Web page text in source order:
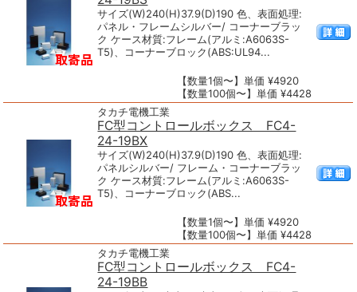
サイズ(W)240(H)37.9(D)190 色、表面処理:
パネル・フレームシルバー/ コーナーブラッ
ク ケース材質:フレーム(アルミ:A6063S-
T5)、コーナーブロック(ABS:UL94...
【数量1個〜】単価 ¥4920
【数量100個〜】単価 ¥4428
タカチ電機工業
FC型コントロールボックス FC4-
24-19BX
サイズ(W)240(H)37.9(D)190 色、表面処理:
パネルシルバー/ フレーム・コーナーブラッ
ク ケース材質:フレーム(アルミ:A6063S-
T5)、コーナーブロック(ABS...
【数量1個〜】単価 ¥4920
【数量100個〜】単価 ¥4428
タカチ電機工業
FC型コントロールボックス FC4-
24-19BB